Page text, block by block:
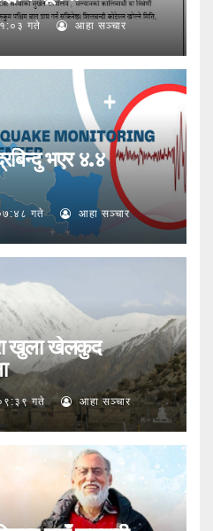
गते आहा सञ्चार
भएर ४.४
गते आहा सञ्चार
खुला खेलकुद
गते आहा सञ्चार